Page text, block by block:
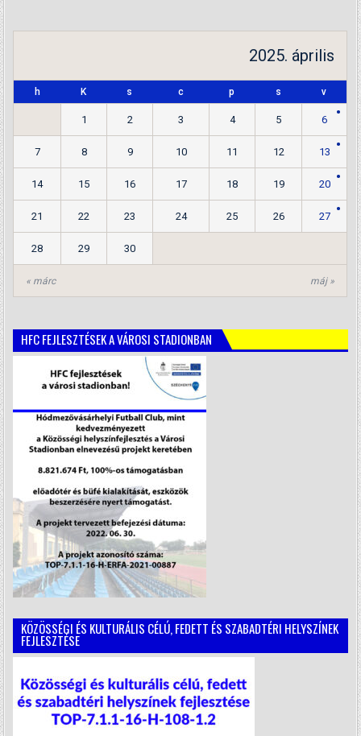
2025. április
h K s c p s v
« márc máj »
1 2 3 4 5 6
7 8 9 10 11 12 13
14 15 16 17 18 19 20
21 22 23 24 25 26 27
28 29 30
HFC FEJLESZTÉSEK A VÁROSI STADIONBAN
KÖZÖSSÉGI ÉS KULTURÁLIS CÉLÚ, FEDETT ÉS SZABADTÉRI HELYSZÍNEK
FEJLESZTÉSE